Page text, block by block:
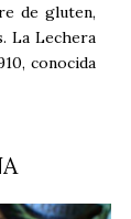
de gluten,
La Lechera
conocida